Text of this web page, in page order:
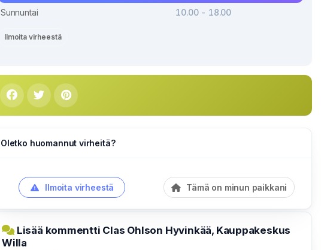
Sunnuntai 10.00 - 18.00
Ilmoita virheestä
Oletko huomannut virheitä?
Ilmoita virheestä Tämä on minun paikkani
Lisää kommentti Clas Ohlson Hyvinkää, Kauppakeskus
Willa